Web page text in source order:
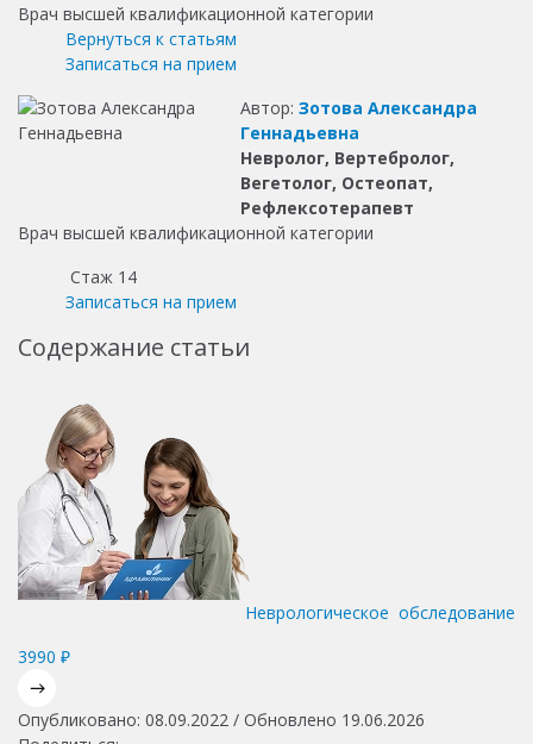
Врач высшей квалификационной категории
Вернуться к статьям
Записаться на прием
Автор: Зотова Александра
Геннадьевна
Невролог, Вертебролог,
Вегетолог, Остеопат,
Рефлексотерапевт
Врач высшей квалификационной категории
Стаж 14
Записаться на прием
Содержание статьи
Неврологическое обследование
3990 ₽
Опубликовано: 08.09.2022 / Обновлено 19.06.2026